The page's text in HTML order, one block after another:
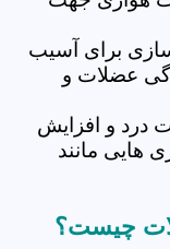
برای آسیب
عضلات و
درد و افزایش
هایی مانند
چیست؟